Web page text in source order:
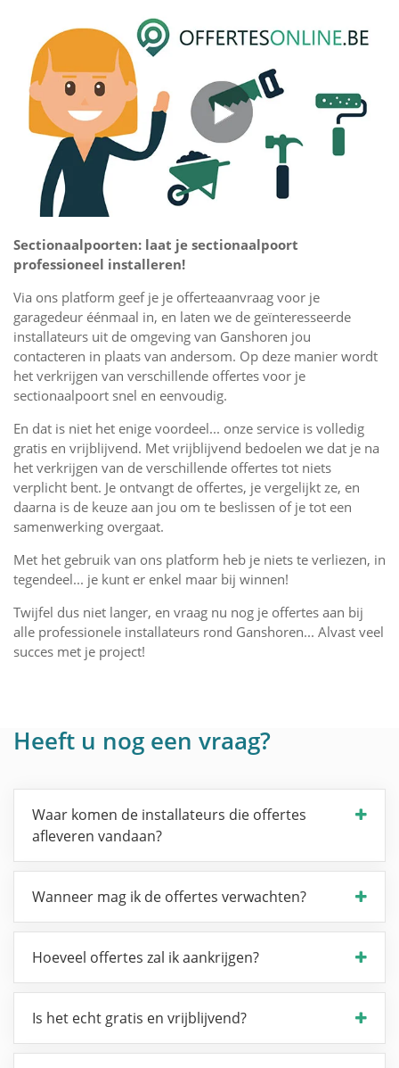
Sectionaalpoorten: laat je sectionaalpoort
professioneel installeren!
Via ons platform geef je je offerteaanvraag voor je
garagedeur éénmaal in, en laten we de geïnteresseerde
installateurs uit de omgeving van Ganshoren jou
contacteren in plaats van andersom. Op deze manier wordt
het verkrijgen van verschillende offertes voor je
sectionaalpoort snel en eenvoudig.
En dat is niet het enige voordeel... onze service is volledig
gratis en vrijblijvend. Met vrijblijvend bedoelen we dat je na
het verkrijgen van de verschillende offertes tot niets
verplicht bent. Je ontvangt de offertes, je vergelijkt ze, en
daarna is de keuze aan jou om te beslissen of je tot een
samenwerking overgaat.
Met het gebruik van ons platform heb je niets te verliezen, in
tegendeel... je kunt er enkel maar bij winnen!
Twijfel dus niet langer, en vraag nu nog je offertes aan bij
alle professionele installateurs rond Ganshoren... Alvast veel
succes met je project!
Heeft u nog een vraag?
Waar komen de installateurs die offertes
afleveren vandaan?
Wanneer mag ik de offertes verwachten?
Hoeveel offertes zal ik aankrijgen?
Is het echt gratis en vrijblijvend?